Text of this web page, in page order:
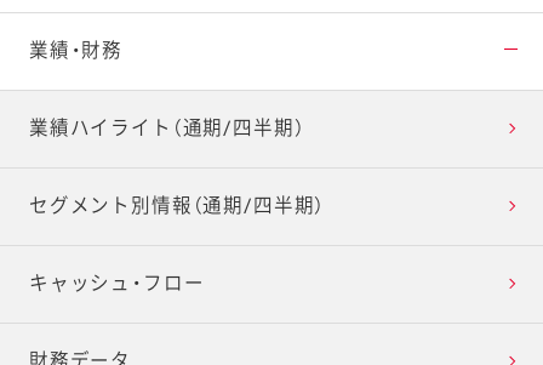
トップメッセージ
2030ビジョン・ 中期経営計画
事業等のリスク
コーポレート・ガバナンス
業績・財務
業績ハイライト（通期/四半期）
セグメント別情報（通期/四半期）
キャッシュ・フロー